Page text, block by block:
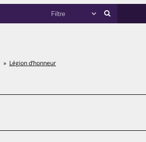
Légion d’honneur